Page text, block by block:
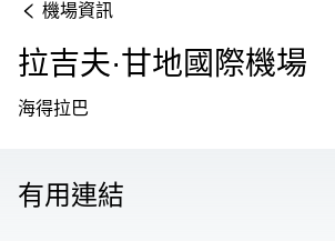
機場資訊
拉吉夫·甘地國際機場
海得拉巴
有用連結